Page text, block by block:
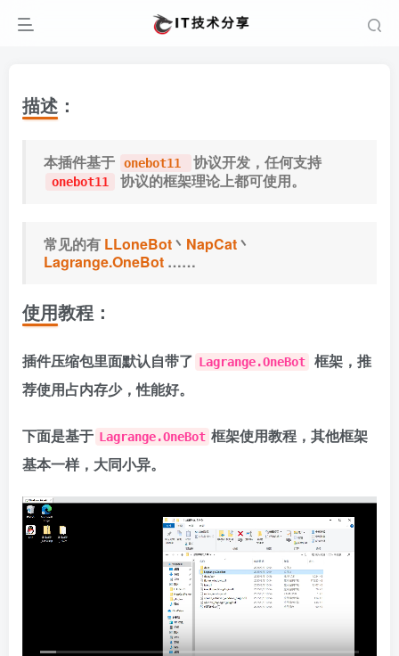
描述：
本插件基于 onebot11 协议开发，任何支持
onebot11 协议的框架理论上都可使用。
常见的有 LLoneBot丶 NapCat丶
Lagrange.OneBot ……
使用教程：
插件压缩包里面默认自带了 Lagrange.OneBot
框架，推
荐使用占内存少，性能好。
下面是基于 Lagrange.OneBot 框架使用教程，其他框架
基本一样，大同小异。